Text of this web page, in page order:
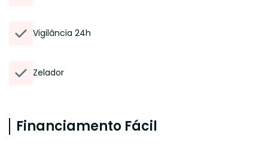
Vigilância 24h
Zelador
Financiamento Fácil